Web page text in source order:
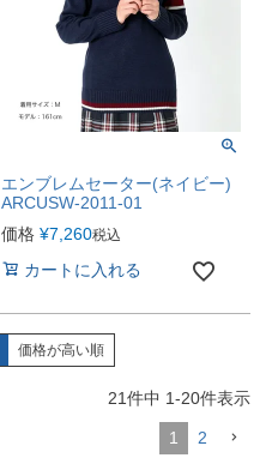
エンブレムセーター(ネイビー)
ARCUSW-2011-01
価格 ¥7,260税込
カートに入れる
価格が高い順
21件中 1-20件表示
1 2